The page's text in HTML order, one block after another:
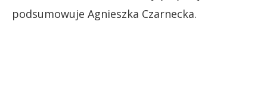
podsumowuje Agnieszka Czarnecka.